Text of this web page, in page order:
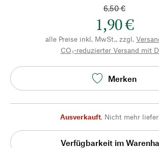
6,50 €
1,90 €
alle Preise inkl. MwSt., zzgl.
CO₂-reduzierter Versand mit
Merken
Ausverkauft, Nicht mehr
Verfügbarkeit im